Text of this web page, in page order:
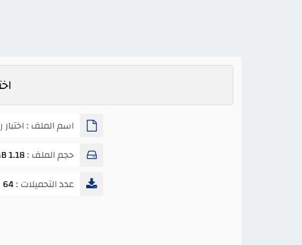
اسم الملف : اختبار
حجم الملف :1.18 MB
عدد التحميلات :64